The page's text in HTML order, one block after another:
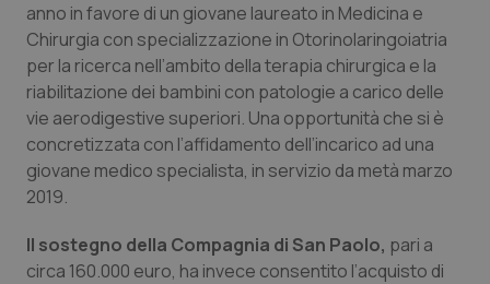
Valle D’Aosta
Veneto
Oncodermatologia
Oncoematologia
Oncologia & Nutrizione
Psoriasi & pelle
Quotidiano Cardiologia
anno in favore di un giovane laureato in Medicina e
Chirurgia con specializzazione in Otorinolaringoiatria
per la ricerca nell’ambito della terapia chirurgica e la
riabilitazione dei bambini con patologie a carico delle
vie aerodigestive superiori. Una opportunità che si è
concretizzata con l’affidamento dell’incarico ad una
giovane medico specialista, in servizio da metà marzo
2019.
Il sostegno della Compagnia di San Paolo, pari a
circa 160.000 euro, ha invece consentito l’acquisto di